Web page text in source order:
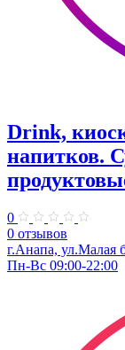
Drink,
напитков.
0
0 отзывов
г.Анапа, ул.Малая
Пн-Вс 09:00-22:00